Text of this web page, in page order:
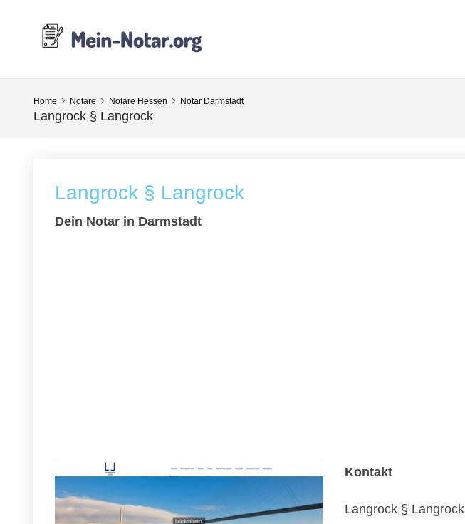
Home Notare Notare Hessen Notar Darmstadt
Langrock § Langrock
Langrock § Langrock
Dein Notar in Darmstadt
Kontakt
Langrock § Langrock